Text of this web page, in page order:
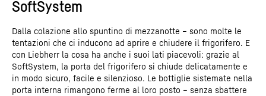
SoftSystem
Dalla colazione allo spuntino di mezzanotte – sono molte le
tentazioni che ci inducono ad aprire e chiudere il frigorifero. E
con Liebherr la cosa ha anche i suoi lati piacevoli: grazie al
SoftSystem, la porta del frigorifero si chiude delicatamente e
in modo sicuro, facile e silenzioso. Le bottiglie sistemate nella
porta interna rimangono ferme al loro posto – senza sbattere